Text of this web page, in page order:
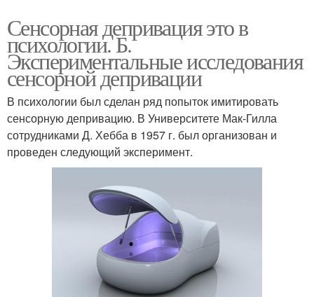
Сенсорная депривация это в
психологии. Б.
Экспериментальные исследования
сенсорной депривации
В психологии был сделан ряд попыток имитировать
сенсорную депривацию. В Университете Мак-Гилла
сотрудниками Д. Хебба в 1957 г. был организован и
проведен следующий эксперимент.